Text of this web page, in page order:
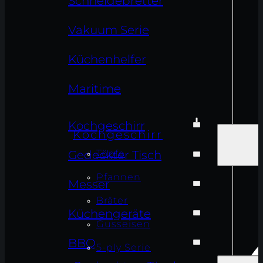
Vakuum Serie
Küchenhelfer
Maritime
Kochgeschirr
Gedeckter Tisch
Messer
Küchengeräte
BBQ
Kochgeschirr
Töpfe
Pfannen
Bräter
Gusseisen
5-ply Serie